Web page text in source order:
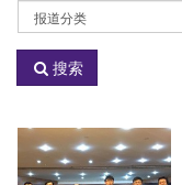
活
动
分
搜索